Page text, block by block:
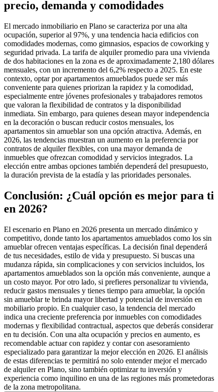
precio, demanda y comodidades
El mercado inmobiliario en Plano se caracteriza por una alta
ocupación, superior al 97%, y una tendencia hacia edificios con
comodidades modernas, como gimnasios, espacios de coworking y
seguridad privada. La tarifa de alquiler promedio para una vivienda
de dos habitaciones en la zona es de aproximadamente 2,180 dólares
mensuales, con un incremento del 6,2% respecto a 2025. En este
contexto, optar por apartamentos amueblados puede ser más
conveniente para quienes priorizan la rapidez y la comodidad,
especialmente entre jóvenes profesionales y trabajadores remotos
que valoran la flexibilidad de contratos y la disponibilidad
inmediata. Sin embargo, para quienes desean mayor independencia
en la decoración o buscan reducir costos mensuales, los
apartamentos sin amueblar son una opción atractiva. Además, en
2026, las tendencias muestran un aumento en la preferencia por
contratos de alquiler flexibles, con una mayor demanda de
inmuebles que ofrezcan comodidad y servicios integrados. La
elección entre ambas opciones también dependerá del presupuesto,
la duración prevista de la estadía y las prioridades personales.
Conclusión: ¿Cuál opción es mejor para ti
en 2026?
El escenario en Plano en 2026 presenta un mercado dinámico y
competitivo, donde tanto los apartamentos amueblados como los sin
amueblar ofrecen ventajas específicas. La decisión final dependerá
de tus necesidades, estilo de vida y presupuesto. Si buscas una
mudanza rápida, sin complicaciones y con servicios incluidos, los
apartamentos amueblados son la opción más conveniente, aunque a
un costo mayor. Por otro lado, si prefieres personalizar tu vivienda,
reducir gastos mensuales y tienes tiempo para amueblar, la opción
sin amueblar te brinda mayor libertad y potencial de inversión en
mobiliario propio. En cualquier caso, la tendencia del mercado
indica una creciente preferencia por inmuebles con comodidades
modernas y flexibilidad contractual, aspectos que deberás considerar
en tu decisión. Con una alta ocupación y precios en aumento, es
recomendable actuar con rapidez y contar con asesoramiento
especializado para garantizar la mejor elección en 2026. El análisis
de estas diferencias te permitirá no solo entender mejor el mercado
de alquiler en Plano, sino también optimizar tu inversión y
experiencia como inquilino en una de las regiones más prometedoras
de la zona metropolitana.